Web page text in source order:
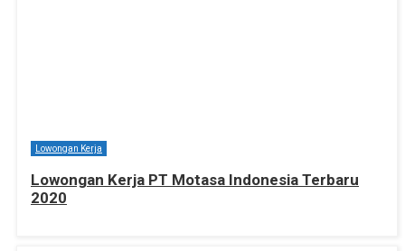
Lowongan Kerja
Lowongan Kerja PT Motasa Indonesia Terbaru
2020